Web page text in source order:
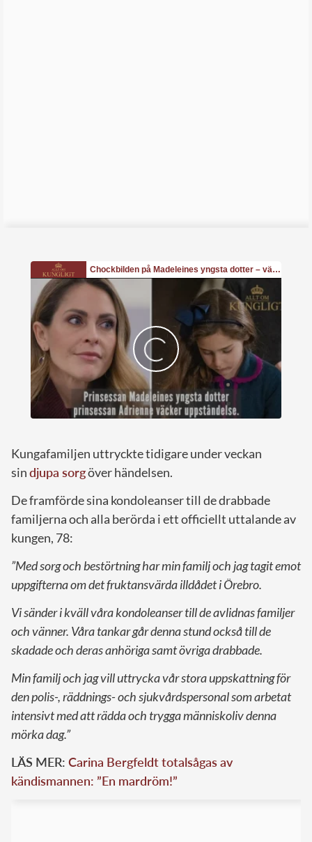
Kungafamiljen uttryckte tidigare under veckan
sindjupa sorgöver händelsen.
De framförde sina kondoleanser till de drabbade
familjerna och alla berörda i ett officiellt uttalande av
kungen, 78:
”Med sorg och bestörtning har min familj och jag tagit emot
uppgifterna om det fruktansvärda illdådet i Örebro.
Vi sänder i kväll våra kondoleanser till de avlidnas familjer
och vänner. Våra tankar går denna stund också till de
skadade och deras anhöriga samt övriga drabbade.
Min familj och jag vill uttrycka vår stora uppskattning för
den polis-, räddnings- och sjukvårdspersonal som arbetat
intensivt med att rädda och trygga människoliv denna
mörka dag.”
LÄS MER: Carina Bergfeldt totalsågas av
kändismannen: ”En mardröm!”